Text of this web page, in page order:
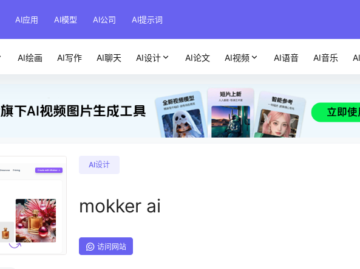
AI应用 AI模型 AI公司 AI提示词
AI绘画 AI写作 AI聊天 AI设计 AI论文 AI视频 AI语音 AI音乐
AI设计
mokker ai
访问网站